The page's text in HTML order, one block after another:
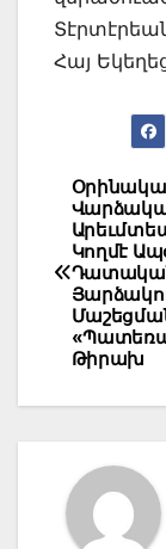
Հայ
Post
Կողմէ
Թիրախ